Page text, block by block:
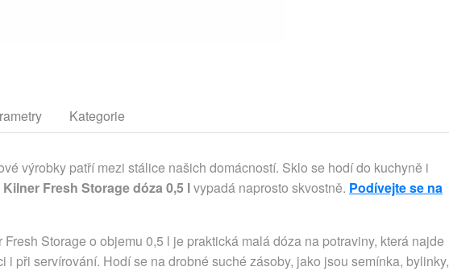
Kategorie
výrobky patří mezi stálice našich domácností. Sklo se hodí do kuchyně i
Kilner Fresh Storage dóza 0,5 lvypadá naprosto skvostně. Podívejte se na
Storage o objemu 0,5 l je praktická malá dóza na potraviny, která najde
i při servírování. Hodí se na drobné suché zásoby, jako jsou semínka, bylinky,